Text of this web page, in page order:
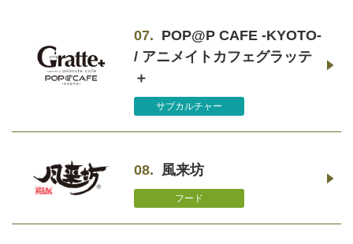
07. POP@P CAFE -KYOTO-
/ アニメイトカフェグラッテ
＋
サブカルチャー
08. 風来坊
フード